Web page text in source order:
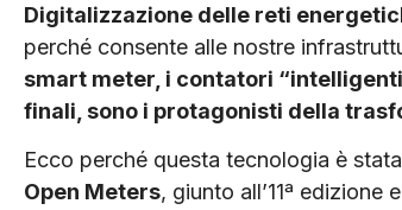
Digitalizzazione delle reti
perché consente alle nostre
smart meter, i contatori
finali, sono i protagonisti della
Ecco perché questa tecnologia è
Open Meters, giunto all’11ª